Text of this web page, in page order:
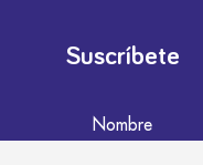
Suscríbete
Nombre